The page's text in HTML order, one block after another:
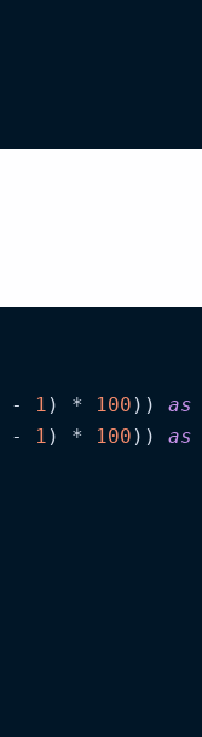
- 1 ) * 100 )) as
-
1 ) * 100 )) as